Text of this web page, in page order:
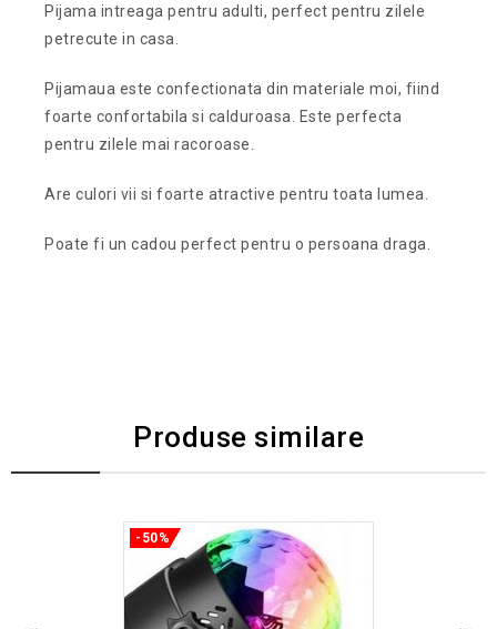
Pijama intreaga pentru adulti, perfect pentru zilele
petrecute in casa.
Pijamaua este confectionata din materiale moi, fiind
foarte confortabila si calduroasa. Este perfecta
pentru zilele mai racoroase.
Are culori vii si foarte atractive pentru toata lumea.
Poate fi un cadou perfect pentru o persoana draga.
Produse similare
-50%